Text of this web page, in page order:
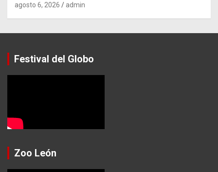
agosto 6, 2026 admin
Festival del Globo
Zoo León